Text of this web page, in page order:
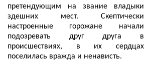
претендующим на звание владыки
здешних мест. Скептически
настроенные горожане начали
подозревать друг друга в
происшествиях, в их сердцах
поселилась вражда и ненависть.